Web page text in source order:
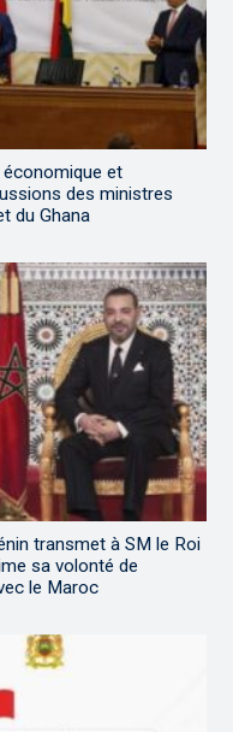
et
des ministres
du Ghana
transmet à SM le Roi
sa volonté de
le Maroc